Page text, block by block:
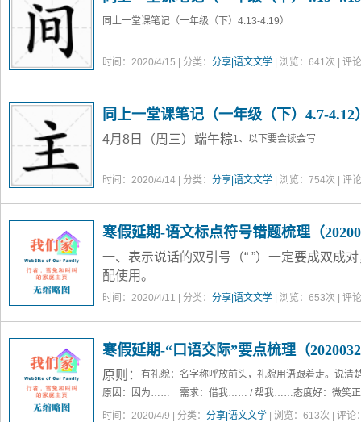
同上一堂课笔记（一年级（下）4.13-4.19）
时间：2020/4/15 | 分类： 分享|语文文学 | 浏览： 641次 | 评
同上一堂课笔记（一年级（下）4.7-4.12
4月8日（周三）端午粽1、以下要会读会写
时间：2020/4/14 | 分类： 分享|语文文学 | 浏览： 754次 | 评
寒假延期-语文标点符号错题梳理（
一、表示说话的双引号（“ ”）一定要成双成
配使用。
例如 4、妈妈问 ：“怎么啦？为什么愁眉苦脸呢？”
时间：2020/4/11 | 分类： 分享|语文文学 | 浏览： 653次 | 评
寒假延期-“口语交际”要点梳理（
原则： 有礼貌： 名字称呼放前头，礼貌用语跟着走。 说清
原因：因为…… 需求：借我…… / 帮我……态度好： 微笑
时间：2020/4/9 | 分类： 分享|语文文学 | 浏览： 613次 | 评论